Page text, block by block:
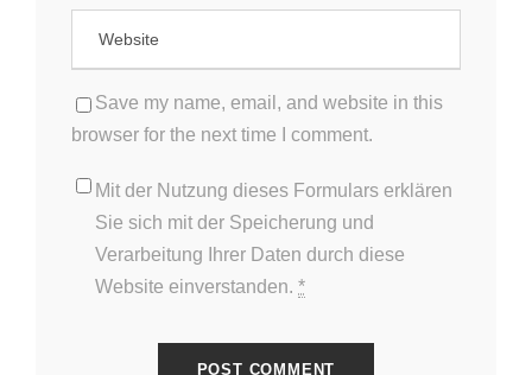
Save my name, email, and website in this
browser for the next time I comment.
Mit der Nutzung dieses Formulars erklären
Sie sich mit der Speicherung und
Verarbeitung Ihrer Daten durch diese
Website einverstanden. *